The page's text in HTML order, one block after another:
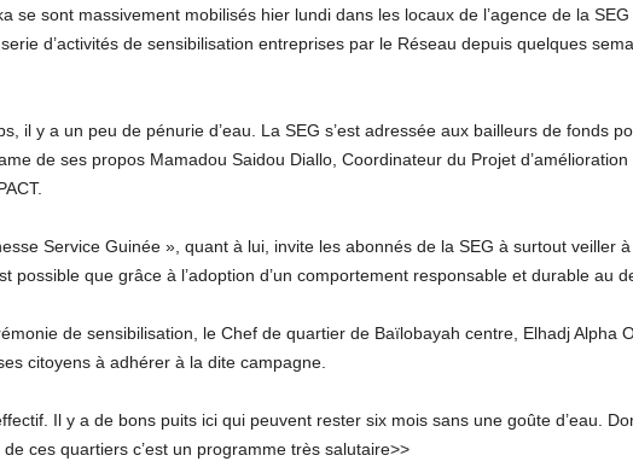
se sont massivement mobilisés hier lundi dans les locaux de l’agence de la
d’activités de sensibilisation entreprises par le Réseau depuis quelques
il y a un peu de pénurie d’eau. La SEG s’est adressée aux bailleurs de fonds
de ses propos Mamadou Saidou Diallo, Coordinateur du Projet
Service Guinée », quant à lui, invite les abonnés de la SEG à surtout veiller à
possible que grâce à l’adoption d’un comportement responsable et durable au
de sensibilisation, le Chef de quartier de Baïlobayah centre, Elhadj Alpha
citoyens à adhérer à la dite campagne.
Il y a de bons puits ici qui peuvent rester six mois sans une goûte d’eau.
ces quartiers c’est un programme très salutaire>>